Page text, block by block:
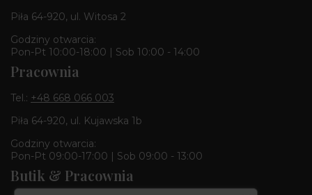
Piła 64-920, ul. Witosa 2
Godziny otwarcia:
Pon-Pt 10:00-18:00 | Sob 10:00 - 14:00
Pracownia
Tel.: +48 668 066 003
Piła 64-920, ul. Kujawska 1b
Godziny otwarcia:
Pon-Pt 09:00-17:00 | Sob 09:00 - 13:00
Butik & Pracownia